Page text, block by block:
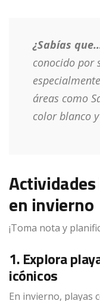
¿Sabías
conocido por
áreas como
color blanco
en invierno
¡Toma nota y
1. Explora
icónicos
En invierno, playas